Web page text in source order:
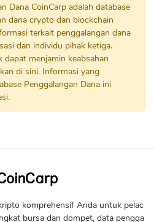
Dana CoinCarp adalah database
dana crypto dan blockchain
terkait penggalangan dana
dan individu pihak ketiga.
dapat menjamin keabsahan
di sini. Informasi yang
Penggalangan Dana ini
komprehensif Anda untuk pelac
bursa dan dompet, data pengga